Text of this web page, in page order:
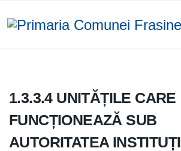
1.3.3.4 UNITĂȚILE CARE
FUNCȚIONEAZĂ SUB
AUTORITATEA